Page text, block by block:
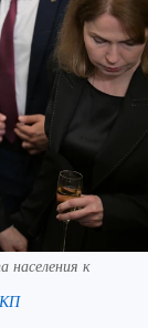
населения к